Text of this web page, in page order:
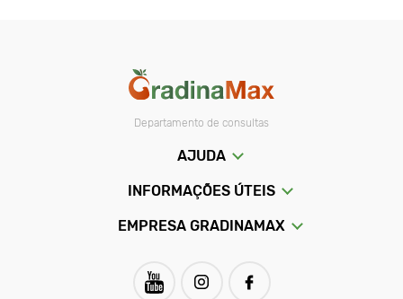
Departamento de consultas
AJUDA
INFORMAÇÕES ÚTEIS
EMPRESA GRADINAMAX